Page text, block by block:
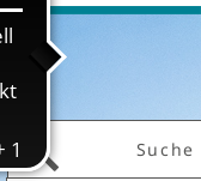
Suche